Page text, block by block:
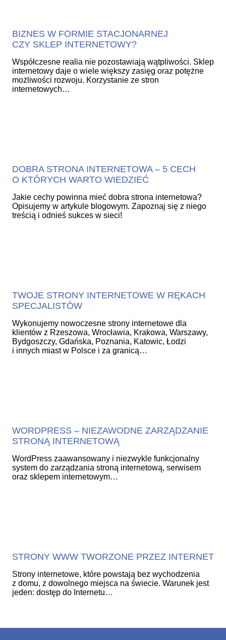
BIZNES W FORMIE STACJONARNEJ
CZY SKLEP INTERNETOWY?
Współczesne realia nie pozostawiają wątpliwości. Sklep
internetowy daje o wiele większy zasięg oraz potężne
możliwości rozwoju. Korzystanie ze stron
internetowych…
DOBRA STRONA INTERNETOWA – 5 CECH
O KTÓRYCH WARTO WIEDZIEĆ
Jakie cechy powinna mieć dobra strona internetowa?
Opisujemy w artykule blogowym. Zapoznaj się z niego
treścią i odnieś sukces w sieci!
TWOJE STRONY INTERNETOWE W RĘKACH
SPECJALISTÓW
Wykonujemy nowoczesne strony internetowe dla
klientów z Rzeszowa, Wrocławia, Krakowa, Warszawy,
Bydgoszczy, Gdańska, Poznania, Katowic, Łodzi
i innych miast w Polsce i za granicą…
WORDPRESS – NIEZAWODNE ZARZĄDZANIE
STRONĄ INTERNETOWĄ
WordPress zaawansowany i niezwykle funkcjonalny
system do zarządzania stroną internetową, serwisem
oraz sklepem internetowym…
STRONY WWW TWORZONE PRZEZ INTERNET
Strony internetowe, które powstają bez wychodzenia
z domu, z dowolnego miejsca na świecie. Warunek jest
jeden: dostęp do Internetu…